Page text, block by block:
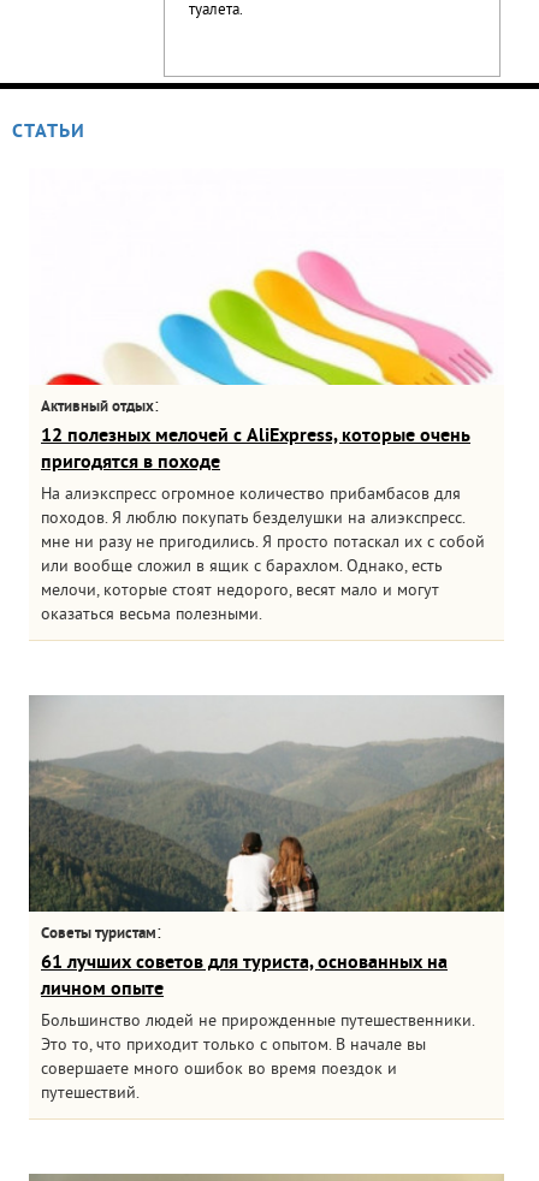
туалета.
СТАТЬИ
Активный отдых:
12 полезных мелочей с AliExpress, которые очень
пригодятся в походе
На алиэкспресс огромное количество прибамбасов для
походов. Я люблю покупать безделушки на алиэкспресс.
мне ни разу не пригодились. Я просто потаскал их с собой
или вообще сложил в ящик с барахлом. Однако, есть
мелочи, которые стоят недорого, весят мало и могут
оказаться весьма полезными.
Советы туристам:
61 лучших советов для туриста, основанных на
личном опыте
Большинство людей не прирожденные путешественники.
Это то, что приходит только с опытом. В начале вы
совершаете много ошибок во время поездок и
путешествий.